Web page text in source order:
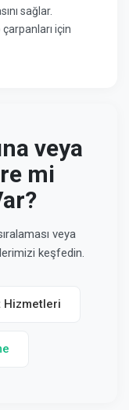
sağlar.
için
veya
mi
veya
keşfedin.
Hizmetleri